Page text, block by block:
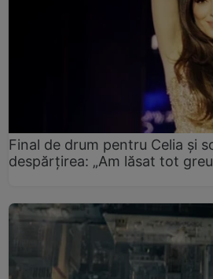
Final de drum pentru Celia și
despărțirea: „Am lăsat tot